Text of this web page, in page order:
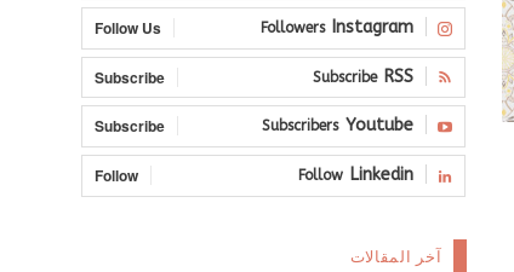
Instagram
Followers
Follow Us
RSS
Subscribe
Subscribe
Youtube
Subscribers
Subscribe
Linkedin
Follow
Follow
آخر المقالات